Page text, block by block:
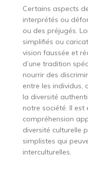
Certains aspects
interprétés ou
ou des préjugés.
simplifiés ou
vision faussée et
d’une tradition
nourrir des
entre les individus,
la diversité
notre société. Il est
compréhension
diversité culturelle
simplistes qui
interculturelles.